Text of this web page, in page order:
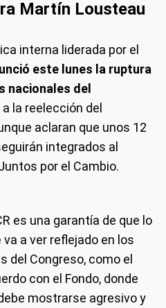
Martín Lousteau
interna liderada por el
este lunes la ruptura
nacionales del
la reelección del
aclaran que unos 12
integrados al
por el Cambio.
es una garantía de que lo
a ver reflejado en los
del Congreso, como el
con el Fondo, donde
mostrarse agresivo y